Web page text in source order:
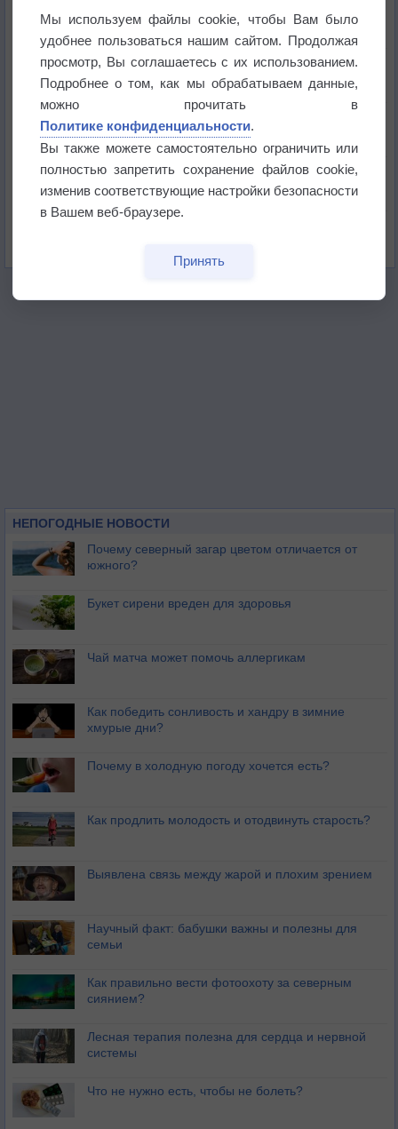
Приложение построит маршрут через тень
Атмосфера начала замерзать
В Приморье обнаружены морские волны тепла
Изменение климата повлияло на ареал обитания
НЕПОГОДНЫЕ НОВОСТИ
Почему северный загар цветом отличается от
южного?
Букет сирени вреден для здоровья
Чай матча может помочь аллергикам
Как победить сонливость и хандру в зимние
хмурые дни?
Почему в холодную погоду хочется есть?
Как продлить молодость и отодвинуть старость?
Выявлена связь между жарой и плохим зрением
Научный факт: бабушки важны и полезны для
семьи
Как правильно вести фотоохоту за северным
сиянием?
Лесная терапия полезна для сердца и нервной
системы
Что не нужно есть, чтобы не болеть?
Мы используем файлы cookie, чтобы Вам было
удобнее пользоваться нашим сайтом. Продолжая
просмотр, Вы соглашаетесь с их использованием.
Подробнее о том, как мы обрабатываем данные,
можно прочитать в
Политике конфиденциальности.
Вы также можете самостоятельно ограничить или
полностью запретить сохранение файлов cookie,
изменив соответствующие настройки безопасности
в Вашем веб-браузере.
Принять